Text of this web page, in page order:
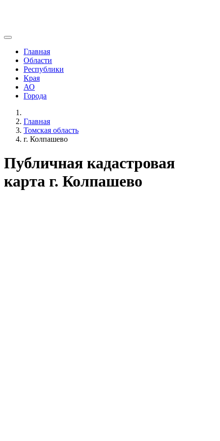
Главная
Области
Республики
Края
АО
Города
Главная
Томская область
г. Колпашево
Публичная кадастровая
карта г. Колпашево